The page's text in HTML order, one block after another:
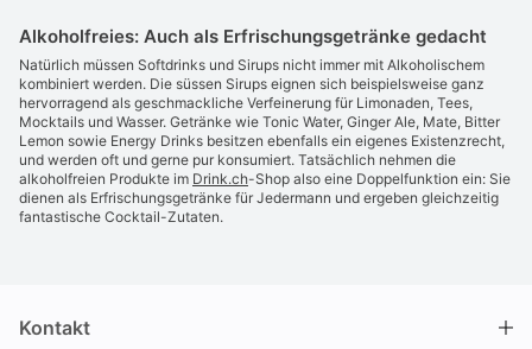
Alkoholfreies: Auch als Erfrischungsgetränke gedacht
Natürlich müssen Softdrinks und Sirups nicht immer mit Alkoholischem
kombiniert werden. Die süssen Sirups eignen sich beispielsweise ganz
hervorragend als geschmackliche Verfeinerung für Limonaden, Tees,
Mocktails und Wasser. Getränke wie Tonic Water, Ginger Ale, Mate, Bitter
Lemon sowie Energy Drinks besitzen ebenfalls ein eigenes Existenzrecht,
und werden oft und gerne pur konsumiert. Tatsächlich nehmen die
alkoholfreien Produkte im Drink.ch-Shop also eine Doppelfunktion ein: Sie
dienen als Erfrischungsgetränke für Jedermann und ergeben gleichzeitig
fantastische Cocktail-Zutaten.
Kontakt